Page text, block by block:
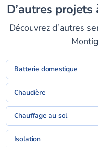
D’autres
Découvrez d’autres
Batterie domestique
Chaudière
Chauffage au sol
Isolation